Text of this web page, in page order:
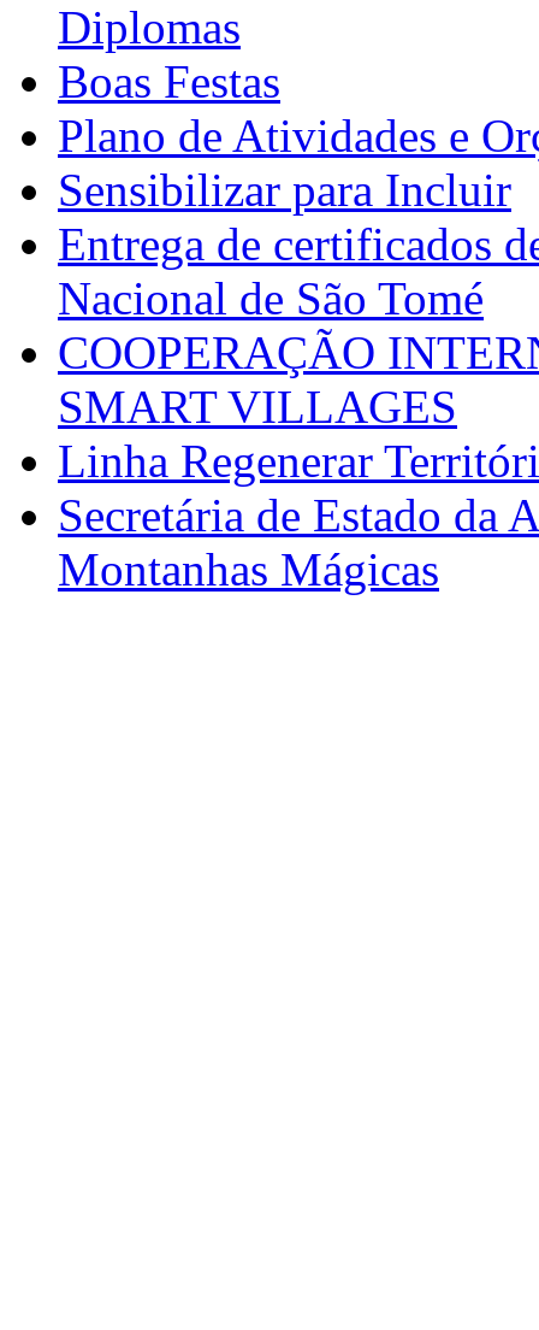
Diplomas
Boas Festas
Plano de Atividades e
Sensibilizar para Incluir
Entrega de certificados
Nacional de São Tomé
COOPERAÇÃO
SMART VILLAGES
Linha Regenerar
Secretária de Estado da
Montanhas Mágicas